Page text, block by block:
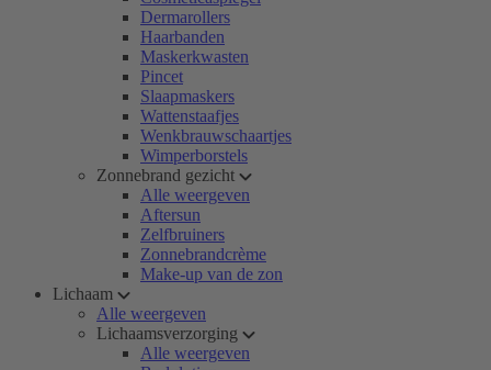
Dermarollers
Haarbanden
Maskerkwasten
Pincet
Slaapmaskers
Wattenstaafjes
Wenkbrauwschaartjes
Wimperborstels
Zonnebrand gezicht
Alle weergeven
Aftersun
Zelfbruiners
Zonnebrandcrème
Make-up van de zon
Lichaam
Alle weergeven
Lichaamsverzorging
Alle weergeven